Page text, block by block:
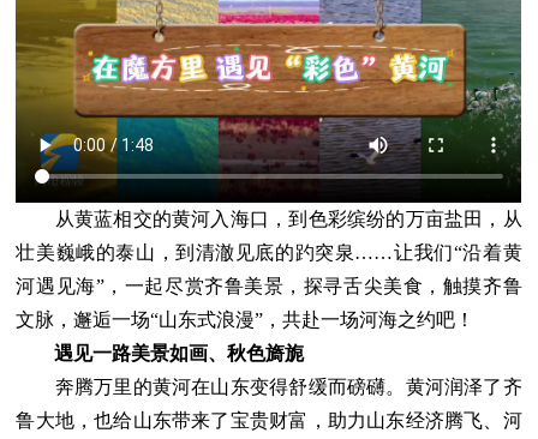
从黄蓝相交的黄河入海口，到色彩缤纷的万亩盐田，从
壮美巍峨的泰山，到清澈见底的趵突泉……让我们“沿着黄
河遇见海”，一起尽赏齐鲁美景，探寻舌尖美食，触摸齐鲁
文脉，邂逅一场“山东式浪漫”，共赴一场河海之约吧！
遇见一路美景如画、秋色旖旎
奔腾万里的黄河在山东变得舒缓而磅礴。黄河润泽了齐
鲁大地，也给山东带来了宝贵财富，助力山东经济腾飞、河